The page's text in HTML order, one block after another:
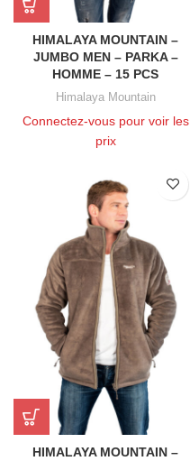
HIMALAYA MOUNTAIN –
JUMBO MEN – PARKA –
HOMME – 15 PCS
Himalaya Mountain
Connectez-vous pour voir les
prix
HIMALAYA MOUNTAIN –